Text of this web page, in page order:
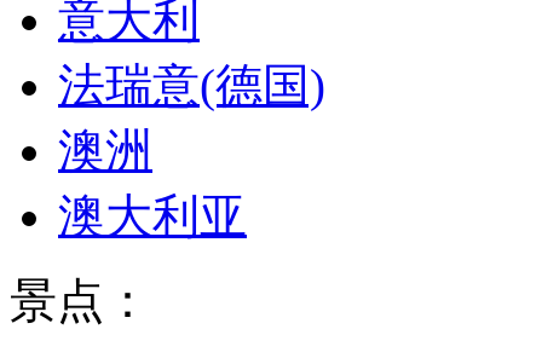
意大利
法瑞意(德国)
澳洲
澳大利亚
景点：